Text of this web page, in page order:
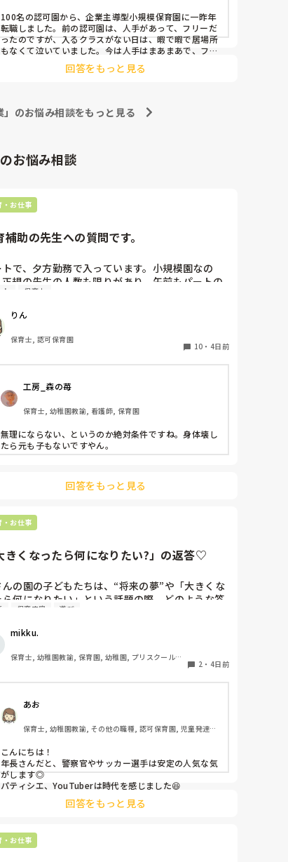
100名の認可園から、企業主導型小規模保育園に一昨年
転職しました。前の認可園は、人手があって、フリーだ
ったのですが、入るクラスがない日は、暇で暇で居場所
もなくて泣いていました。今は人手はまあまあで、フリ
ーですが、やる事がなくて困ると言う事はなく、忙しく
てやりがいがあります。1度小規模で働くと、大きいと
です。大規模園だと全く会わない先生もいますが、小規
模だと、出勤したら「おはよーございます！！」と挨拶
回答をもっと見る
」のお悩み相談をもっと見る
お悩み相談
・お仕事
補助の先生への質問です。
トで、夕方勤務で入っています。小規模園なの
正規の先生の人数も限りがあり、午前もパートの
士さんが1人いたのですが、辞められて配置的に
状態です。
身、他にダブルワークもせず、午前、自分の家の
だけで特に忙しくもないので、もともと、100名
える保育園でフリーをしていたこともあり、午前
、さほど苦にはなりません。
ような状況だと、皆さんなら、午前保育、手伝い
か？
らは、この日、大丈夫とか聞かれたりします。
辛ければ大丈夫だからとも言われます。正規の先
く採用が決まるまで、どうしようかと思ってま
保育士
りん
保育士, 認可保育園
10 ・ 4日前
工房_森の苺
保育士, 幼稚園教諭, 看護師, 保育園
無理にならない、というのか絶対条件ですね。身体壊し
たら元も子もないですやん。
回答をもっと見る
・お仕事
きくなったら何になりたい?」の返答♡
んの園の子どもたちは、“将来の夢”や「大きくな
ら何になりたい」という話題の際、どのような答
返ってきますか⁇
いくえんのせんせい！」「ようちえんのせんせ
」と言ってくれる女児もたくさんいてなんだか嬉
なります♪
す＾＾
保育内容 遊び
mikku.
保育士, 幼稚園教諭, 保育園, 幼稚園, プリスクール・
2 ・ 4日前
あお
保育士, 幼稚園教諭, その他の職種, 認可保育園, 児童発達支
こんにちは！
年長さんだと、警察官やサッカー選手は安定の人気な気
がします◎
パティシエ、YouTuberは時代を感じました😆
回答をもっと見る
・お仕事